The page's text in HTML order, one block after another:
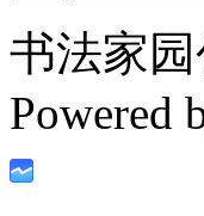
书法家园
Powered